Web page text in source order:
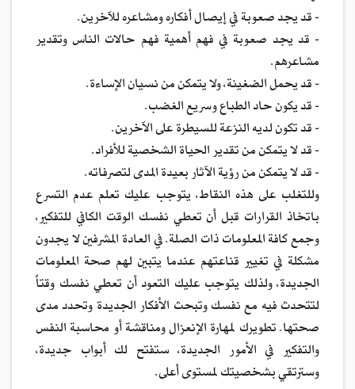
- قد يجد صعوبة في إيصال أفكاره ومشاعره للآخرين.
- قد يجد صعوبة في فهم أهمية فهم حالات الناس وتقدير
مشاعرهم.
- قد يحمل الضغينة، ولا يتمكن من نسيان الإساءة.
- قد يكون حاد الطباع وسريع الغضب.
- قد تكون لديه النزعة للسيطرة على الآخرين.
- قد لا يتمكن من تقدير الحياة الشخصية للأفراد.
- قد لا يتمكن من رؤية الآثار بعيدة المدى لتصرفاته.
وللتغلب على هذه النقاط، يتوجب عليك تعلم عدم التسرع
باتخاذ القرارات قبل أن تعطي نفسك الوقت الكافي للتفكير،
وجمع كافة المعلومات ذات الصلة. في العادة المشرفين لا يجدون
مشكلة في تغيير قناعتهم عندما يتبين لهم صحة المعلومات
الجديدة، ولذلك يتوجب عليك التعود أن تعطي نفسك وقتاً
لتتحدث فيه مع نفسك وتبحث الأفكار الجديدة وتحدد مدى
صحتها. تطويرك لمهارة الإنعزال ومناقشة أو محاسبة النفس
والتفكير في الأمور الجديدة، ستفتح لك أبواب جديدة،
وسترتقي بشخصيتك لمستوى أعلى.